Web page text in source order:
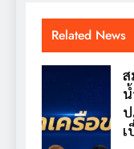
Related News
ส
ป